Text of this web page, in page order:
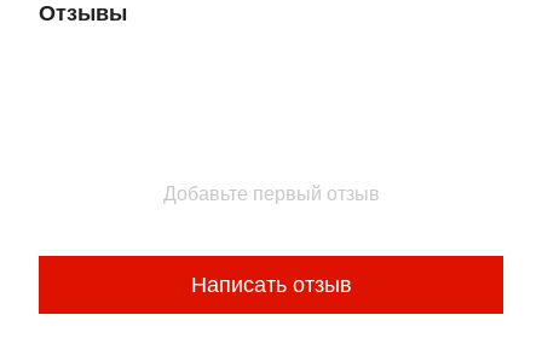
Отзывы
Добавьте первый отзыв
Написать отзыв